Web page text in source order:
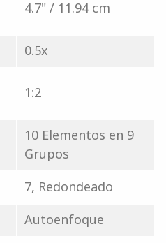
4.7" / 11.94 cm
0.5x
1:2
10 Elementos en 9
Grupos
7, Redondeado
Autoenfoque